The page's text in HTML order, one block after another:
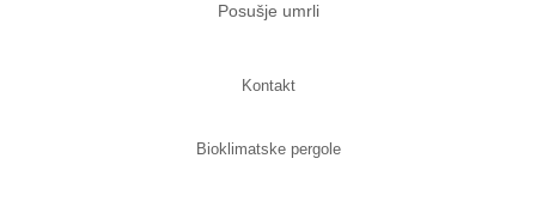
Posušje umrli
Kontakt
Bioklimatske pergole